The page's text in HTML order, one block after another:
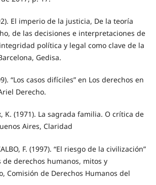
El imperio de la justicia, De la teoría
de las decisiones e interpretaciones de
política y legal como clave de la
Gedisa.
“Los casos difíciles” en Los derechos en
Derecho.
K. (1971). La sagrada familia. O crítica de
Aires, Claridad
F. (1997). “El riesgo de la civilización”
de derechos humanos, mitos y
Comisión de Derechos Humanos del